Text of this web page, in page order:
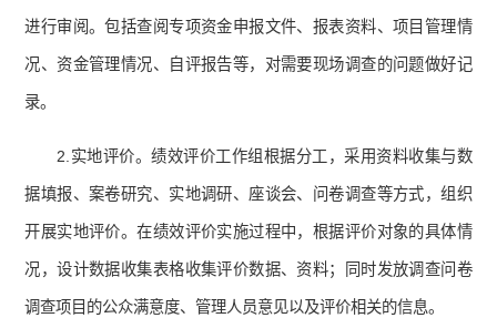
进行审阅。包括查阅专项资金申报文件、报表资料、项目管理情
况、资金管理情况、自评报告等，对需要现场调查的问题做好记
录。
2.实地评价。绩效评价工作组根据分工，采用资料收集与数
据填报、案卷研究、实地调研、座谈会、问卷调查等方式，组织
开展实地评价。在绩效评价实施过程中，根据评价对象的具体情
况，设计数据收集表格收集评价数据、资料；同时发放调查问卷
调查项目的公众满意度、管理人员意见以及评价相关的信息。